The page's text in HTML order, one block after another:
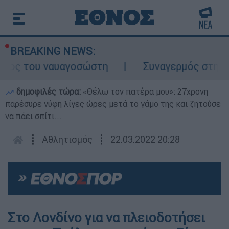
BREAKING NEWS:
του ναυαγοσώστη
Συναγερμός στην
δημοφιλές τώρα: «Θέλω τον πατέρα μου»: 27χρονη
παρέσυρε νύφη λίγες ώρες μετά το γάμο της και ζητούσε
να πάει σπίτι...
┋ Αθλητισμός ┋ 22.03.2022 20:28
Στο Λονδίνο για να πλειοδοτήσει